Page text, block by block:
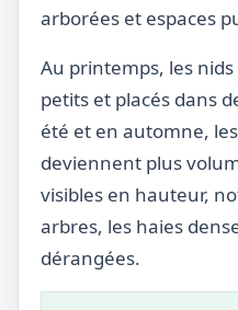
arborées et espaces
Au printemps, les
petits et placés dans
été et en automne,
deviennent plus
visibles en hauteur,
arbres, les haies
dérangées.